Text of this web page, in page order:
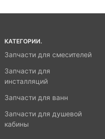
КАТЕГОРИИ.
Запчасти для смесителей
Запчасти для
инсталляций
Запчасти для ванн
Запчасти для душевой
кабины